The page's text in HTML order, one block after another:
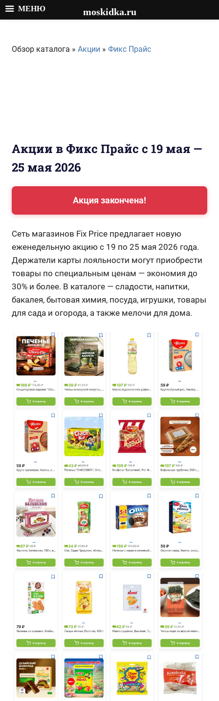
содержимому
Обзор каталога » Акции » Фикс Прайс
Акции в Фикс Прайс с 19 мая —
25 мая 2026
Акция закончена!
Сеть магазинов Fix Price предлагает новую
еженедельную акцию с 19 по 25 мая 2026 года.
Держатели карты лояльности могут приобрести
товары по специальным ценам — экономия до
30% и более. В каталоге — сладости, напитки,
бакалея, бытовая химия, посуда, игрушки, товары
для сада и огорода, а также мелочи для дома.
МЕНЮ moskidka.ru